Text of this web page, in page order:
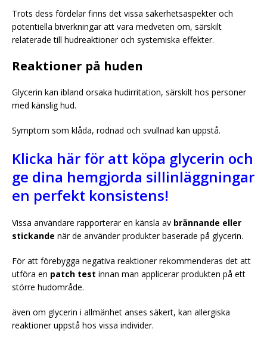
Trots dess fördelar finns det vissa säkerhetsaspekter och
potentiella biverkningar att vara medveten om, särskilt
relaterade till hudreaktioner och systemiska effekter.
Reaktioner på huden
Glycerin kan ibland orsaka hudirritation, särskilt hos personer
med känslig hud.
Symptom som klåda, rodnad och svullnad kan uppstå.
Klicka här för att köpa glycerin och
ge dina hemgjorda sillinläggningar
en perfekt konsistens!
Vissa användare rapporterar en känsla av brännande eller
stickande när de använder produkter baserade på glycerin.
För att förebygga negativa reaktioner rekommenderas det att
utföra en patch test innan man applicerar produkten på ett
större hudområde.
även om glycerin i allmänhet anses säkert, kan allergiska
reaktioner uppstå hos vissa individer.